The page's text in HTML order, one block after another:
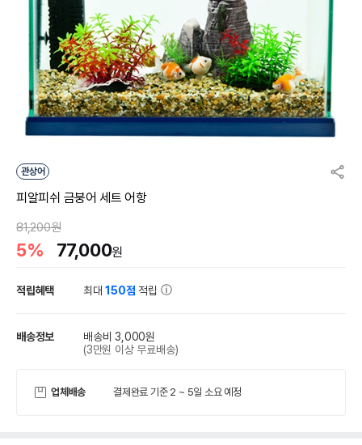
관상어
피알피쉬 금붕어 세트 어항
81,200원
5% 77,000원
적립혜택 최대150점 적립
배송정보
배송비 3,000원
(3만원 이상 무료배송)
업체배송 결제완료 기준 2 ~ 5일 소요 예정